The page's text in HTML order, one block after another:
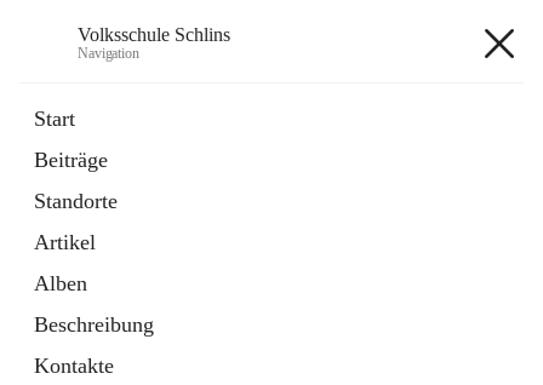
Volksschule Schlins
Navigation
Start
Beiträge
Standorte
Artikel
Alben
Beschreibung
Kontakte